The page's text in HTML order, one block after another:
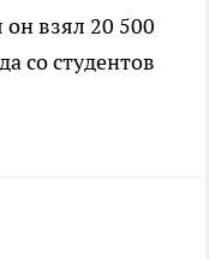
он взял 20 500
со студентов